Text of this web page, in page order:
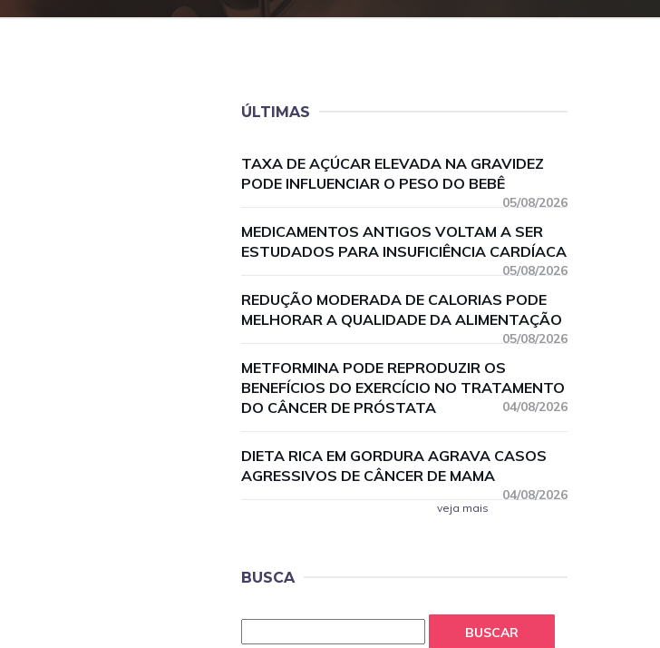
ÚLTIMAS
TAXA DE AÇÚCAR ELEVADA NA GRAVIDEZ
PODE INFLUENCIAR O PESO DO BEBÊ
05/08/2026
MEDICAMENTOS ANTIGOS VOLTAM A SER
ESTUDADOS PARA INSUFICIÊNCIA CARDÍACA
05/08/2026
REDUÇÃO MODERADA DE CALORIAS PODE
MELHORAR A QUALIDADE DA ALIMENTAÇÃO
05/08/2026
METFORMINA PODE REPRODUZIR OS
BENEFÍCIOS DO EXERCÍCIO NO TRATAMENTO
DO CÂNCER DE PRÓSTATA
04/08/2026
DIETA RICA EM GORDURA AGRAVA CASOS
AGRESSIVOS DE CÂNCER DE MAMA
04/08/2026
veja mais
BUSCA
BUSCAR